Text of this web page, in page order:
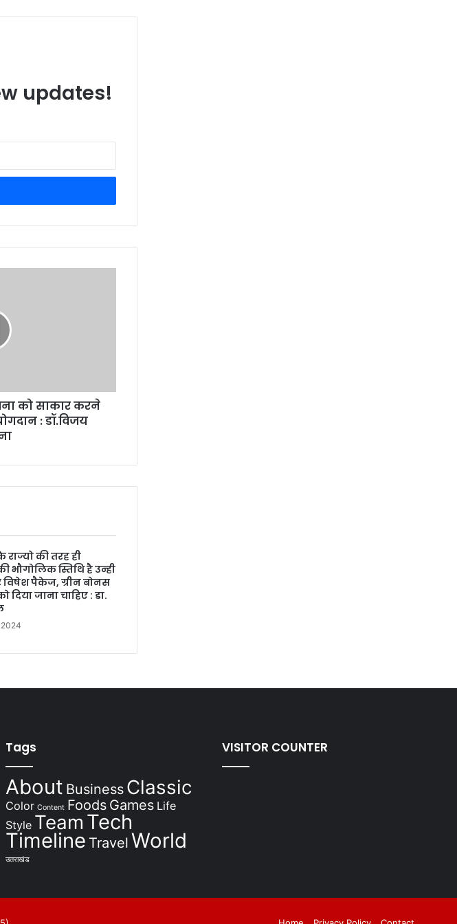
updates!
को साकार करने
: डॉ.विजय
राज्यो की तरह ही
भौगोलिक स्तिथि है उन्ही
विषेश पैकेज, ग्रीन बोनस
दिया जाना चाहिए : डा.
Tags
About Business Classic
Color Content Foods Games Life
Style Team Tech
Timeline Travel World
उतराखंड
VISITOR COUNTER